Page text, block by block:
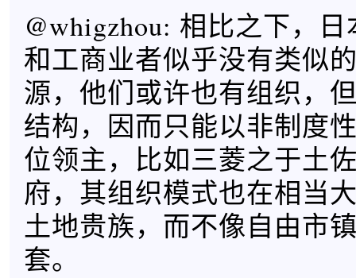
@whigzhou: 相比之下，
和工商业者似乎没有类似
源，他们或许也有组织，
结构，因而只能以非制度
位领主，比如三菱之于土
府，其组织模式也在相当
土地贵族，而不像自由市
套。